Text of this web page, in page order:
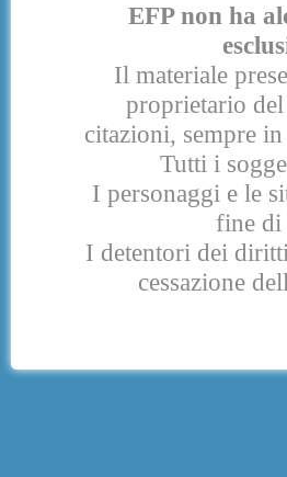
EFP non ha
Il materiale
proprietario
citazioni, sempre
Tutti i
I personaggi e le
fine di
I detentori dei
cessazione